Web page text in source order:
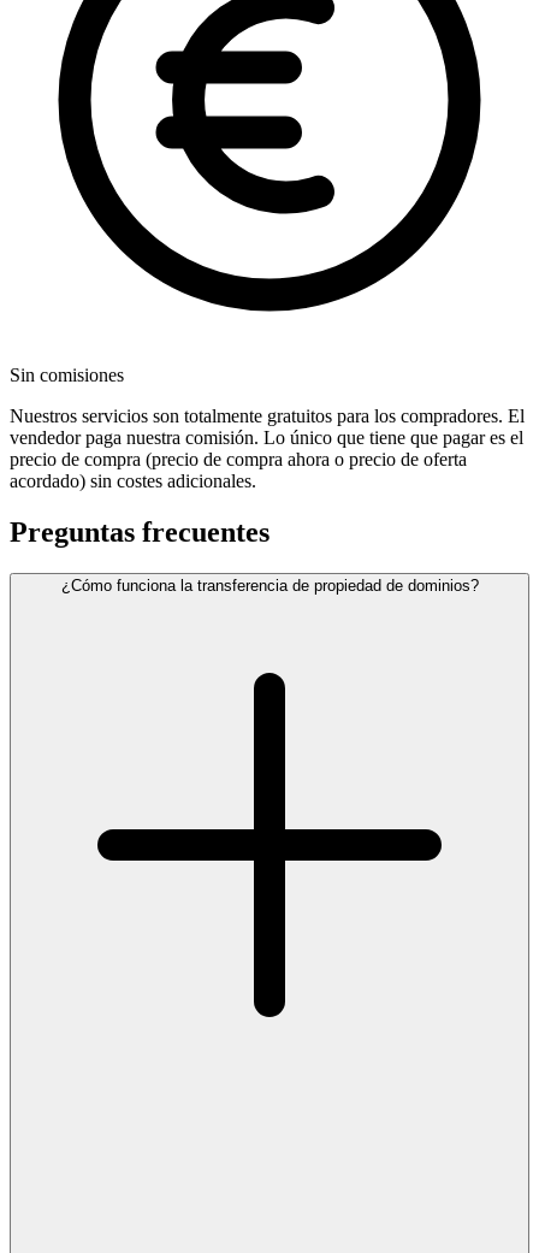
Sin comisiones
Nuestros servicios son totalmente gratuitos para los compradores. El
vendedor paga nuestra comisión. Lo único que tiene que pagar es el
precio de compra (precio de compra ahora o precio de oferta
acordado) sin costes adicionales.
Preguntas frecuentes
¿Cómo funciona la transferencia de propiedad de dominios?